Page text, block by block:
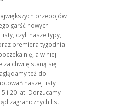
przebojów
garść nowych
czyli nasze typy,
premiera tygodnia!
a w niej
za chwilę staną się
też do
naszej listy
i 20 lat. Dorzucamy
zagranicznych list